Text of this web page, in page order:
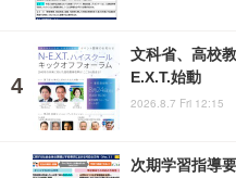
文科省、高校
E.X.T.始動
2026.8.7 Fri 12:15
次期学習指導